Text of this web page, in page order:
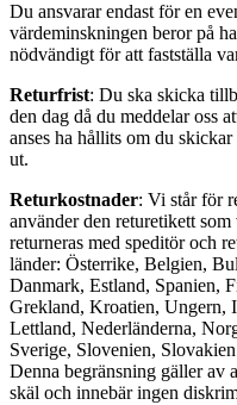
Du ansvarar endast för en
värdeminskningen beror på
nödvändigt för att fastställa
Returfrist: Du ska skicka
den dag då du meddelar oss
anses ha hållits om du
ut.
Returkostnader: Vi står för
använder den returetikett
returneras med speditör och
länder: Österrike, Belgien,
Danmark, Estland, Spanien,
Grekland, Kroatien, Ungern,
Lettland, Nederländerna,
Sverige, Slovenien,
Denna begränsning gäller av
skäl och innebär ingen